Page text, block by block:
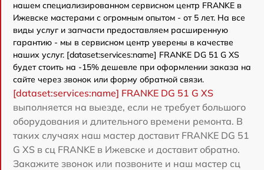
нашем специализированном сервисном центр FRANKE в
Ижевске мастерами с огромным опытом - от 5 лет. На все
виды услуг и запчасти предоставляем расширенную
гарантию - мы в сервисном центр уверены в качестве
наших услуг. [dataset:services:name] FRANKE DG 51 G XS
будет стоить на -15% дешевле при оформлении заказа на
сайте через звонок или форму обратной связи.
[dataset:services:name] FRANKE DG 51 G XS
выполняется на выезде, если не требует большого
оборудования и длительного времени ремонта. В
таких случаях наш мастер доставит FRANKE DG 51
G XS в сц FRANKE в Ижевске и доставит обратно.
Закажите звонок или позвоните и наш мастер сц